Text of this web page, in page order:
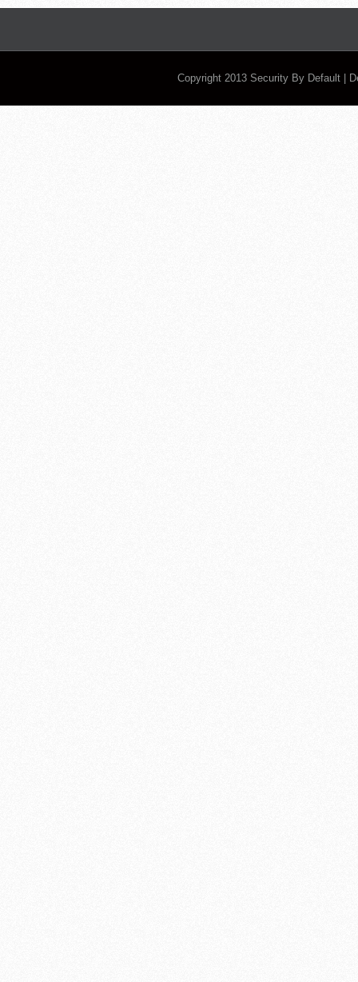
Copyright 2013 Security By Default |